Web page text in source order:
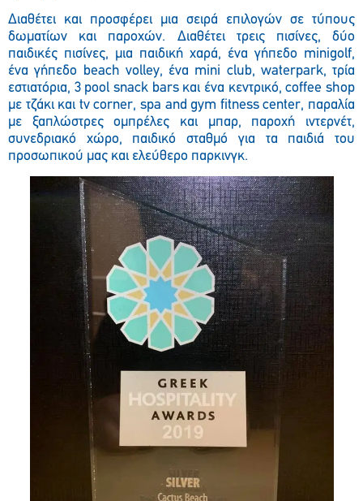
Διαθέτει και προσφέρει μια σειρά επιλογών σε τύπους
δωματίων και παροχών. Διαθέτει τρεις πισίνες, δύο
παιδικές πισίνες, μια παιδική χαρά, ένα γήπεδο minigolf,
ένα γήπεδο beach volley, ένα mini club, waterpark, τρία
εστιατόρια, 3 pool snack bars και ένα κεντρικό, coffee shop
με τζάκι και tv corner, spa and gym fitness center, παραλία
με ξαπλώστρες ομπρέλες και μπαρ, παροχή ιντερνέτ,
συνεδριακό χώρο, παιδικό σταθμό για τα παιδιά του
προσωπικού μας και ελεύθερο παρκινγκ.